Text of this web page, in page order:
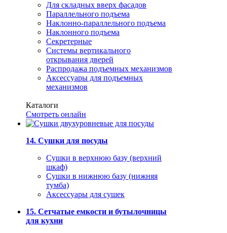
Для складных вверх фасадов
Параллельного подъема
Наклонно-параллельного подъема
Наклонного подъема
Секретерные
Системы вертикального
открывания дверей
Распродажа подъемных механизмов
Аксессуары для подъемных
механизмов
Каталоги
Смотреть онлайн
14. Сушки для посуды
Сушки в верхнюю базу (верхний
шкаф)
Сушки в нижнюю базу (нижняя
тумба)
Аксессуары для сушек
15. Сетчатые емкости и бутылочницы
для кухни